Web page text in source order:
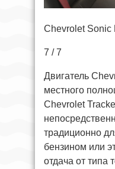
Chevrolet Sonic
7 / 7
Двигатель
местного
Chevrolet
традиционно
бензином или
отдача от типа